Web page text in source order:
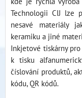
Technologii CIJ lze
nesavé materiály
keramiku a jiné
Inkjetové tiskárny
k tisku
číslování produktů,
kódu, QR kódů.